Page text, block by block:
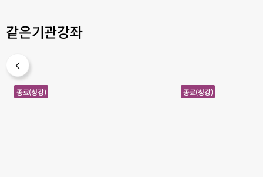
같은기관강좌
전
기
안
종료(청강) 기
계
설
종료(청강)